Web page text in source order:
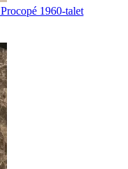
1960-talet